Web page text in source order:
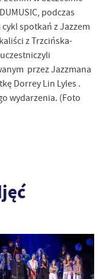
podczas
spotkań z Jazzem
z Trzcińska-
przez Jazzmana
Dorrey Lin Lyles .
wydarzenia. (Foto
prezentujących nasze
mediów